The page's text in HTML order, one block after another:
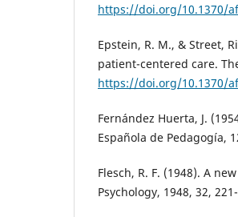
https://doi.org/10.1370/
Epstein, R. M., & Street,
patient-centered care.
https://doi.org/10.1370/
Fernández Huerta, J.
Española de Pedagogía,
Flesch, R. F. (1948). A
Psychology, 1948, 32,